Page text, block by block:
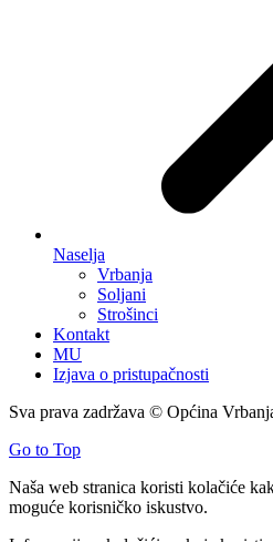
Naselja
Vrbanja
Soljani
Strošinci
Kontakt
MU
Izjava o pristupačnosti
Sva prava zadržava © Općina
Go to Top
Naša web stranica koristi kolačiće
moguće korisničko iskustvo.